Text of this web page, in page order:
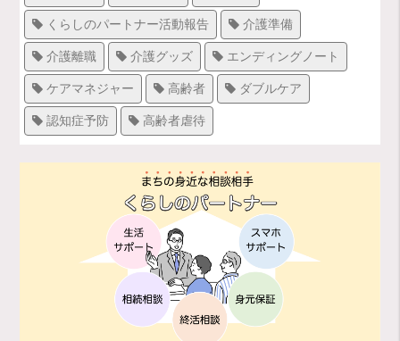
くらしのパートナー活動報告 介護準備
介護離職 介護グッズ エンディングノート
ケアマネジャー 高齢者 ダブルケア
認知症予防 高齢者虐待